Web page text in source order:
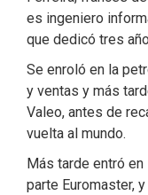
es ingeniero
que dedicó tres
Se enroló en la
y ventas y más
Valeo, antes de
vuelta al mundo.
Más tarde entró
parte Euromaster,